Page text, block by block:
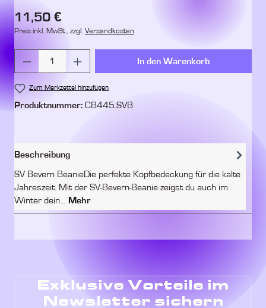
Regulärer Preis:
11,50 €
Preis inkl. MwSt., zzgl. Versandkosten
Produkt Anzahl: Gib den gewünschten Wert
In den Warenkorb
Zum Merkzettel hinzufügen
Produktnummer: CB445.SVB
Beschreibung
SV Bevern BeanieDie perfekte Kopfbedeckung für die kalte
Jahreszeit. Mit der SV-Bevern-Beanie zeigst du auch im
Winter dein… Mehr
Exklusive Vorteile im
Newsletter sichern